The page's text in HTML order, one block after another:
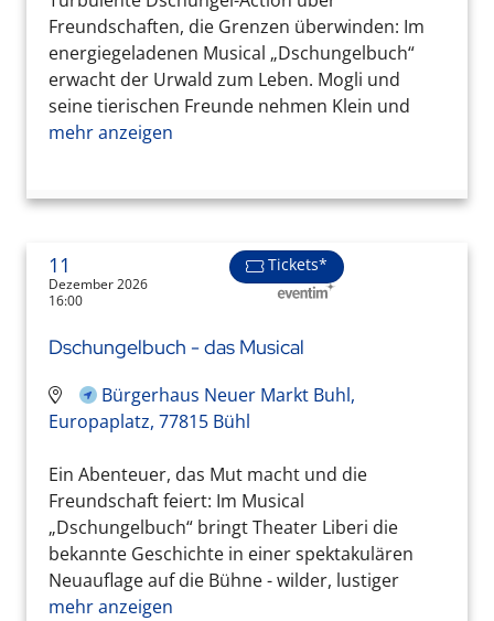
Freundschaften, die Grenzen überwinden: Im
energiegeladenen Musical „Dschungelbuch“
erwacht der Urwald zum Leben. Mogli und
seine tierischen Freunde nehmen Klein und
mehr anzeigen
11
Dezember 2026
16:00
Tickets*
Dschungelbuch - das Musical
Bürgerhaus Neuer Markt Buhl,
Europaplatz, 77815 Bühl
Ein Abenteuer, das Mut macht und die
Freundschaft feiert: Im Musical
„Dschungelbuch“ bringt Theater Liberi die
bekannte Geschichte in einer spektakulären
Neuauflage auf die Bühne - wilder, lustiger
mehr anzeigen